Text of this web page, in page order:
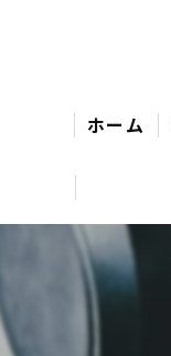
ホーム